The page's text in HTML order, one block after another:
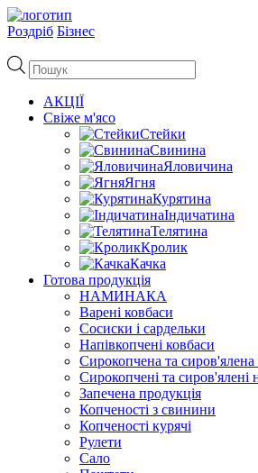
Роздріб Бізнес
Пошук
товарів
АКЦІЇ
Свіже м'ясо
Стейки
Свинина
Яловичина
Ягня
Курятина
Індичатина
Телятина
Кролик
Качка
Готова продукція
НАМИНАКА
Варені ковбаси
Сосиски і сардельки
Напівкопчені ковбаси
Сирокопчена та сиров'ялена
Сирокопчені та сиров'ялені
Запечена продукція
Копченості з свинини
Копченості курячі
Рулети
Сало